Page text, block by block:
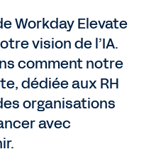
Workday Elevate
vision de l’IA.
comment notre
dédiée aux RH
organisations
avec